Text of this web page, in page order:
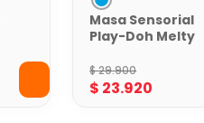
Masa Sensorial
Play-Doh Melty
Blizzard
$29.900
$ 23.920